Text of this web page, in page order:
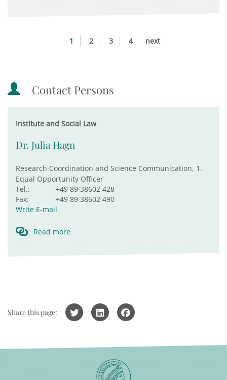
1 2 3 4 next
Contact Persons
Institute and Social Law
Dr. Julia Hagn
Research Coordination and Science Communication, 1.
Equal Opportunity Officer
Tel.:
+49 89 38602 428
Fax:
+49 89 38602 490
Write E-mail
Read more
Share this page: